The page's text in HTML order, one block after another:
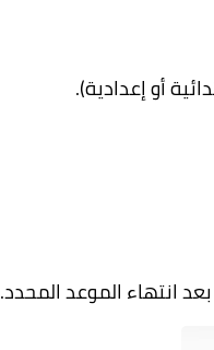
أو إعدادية).
انتهاء الموعد المحدد.